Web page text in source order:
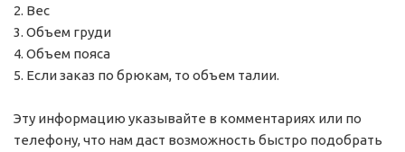
2. Вес
3. Объем груди
4. Объем пояса
5. Если заказ по брюкам, то объем талии.
Эту информацию указывайте в комментариях или по
телефону, что нам даст возможность быстро подобрать